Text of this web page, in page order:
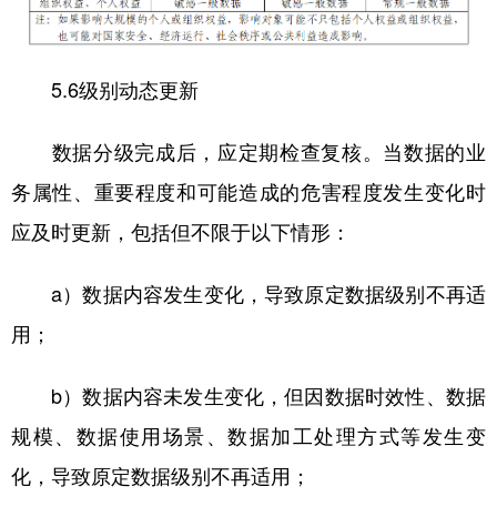
5.6级别动态更新
数据分级完成后，应定期检查复核。当数据的业
务属性、重要程度和可能造成的危害程度发生变化时
应及时更新，包括但不限于以下情形：
a）数据内容发生变化，导致原定数据级别不再适
用；
b）数据内容未发生变化，但因数据时效性、数据
规模、数据使用场景、数据加工处理方式等发生变
化，导致原定数据级别不再适用；